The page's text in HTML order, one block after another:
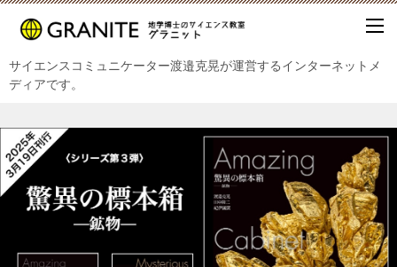
サイエンスコミュニケーター渡邉克晃が運営するインターネットメ
ディアです。